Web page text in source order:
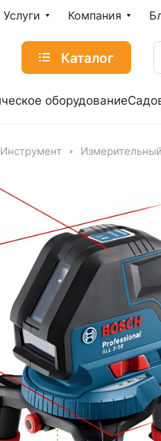
Услуги Компания
Каталог
оборудование
Инструмент